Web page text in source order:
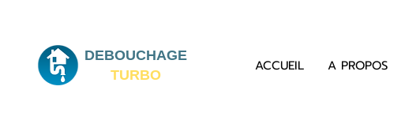
DEBOUCHAGE
TURBO
ACCUEIL A PROPOS